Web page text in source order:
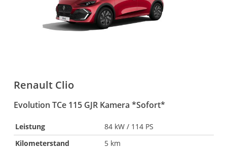
Renault Clio
Evolution TCe 115 GJR Kamera *Sofort*
Leistung
84 kW / 114 PS
Kilometerstand
5 km